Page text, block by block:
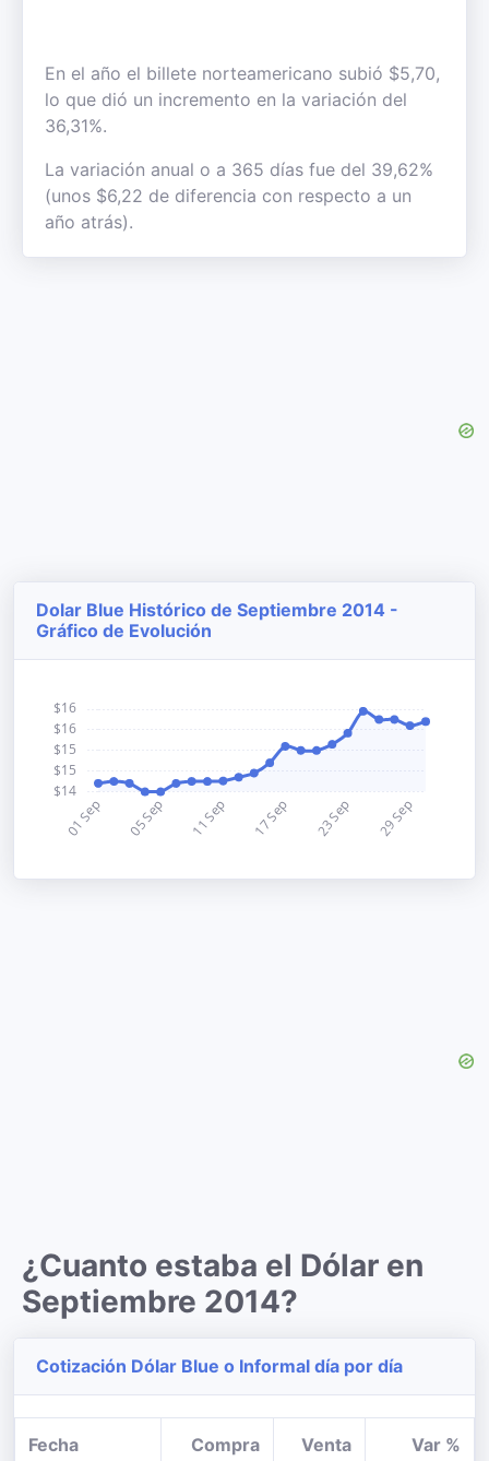
En el año el billete norteamericano subió $5,70,
lo que dió un incremento en la variación del
36,31%.
La variación anual o a 365 días fue del 39,62%
(unos $6,22 de diferencia con respecto a un
año atrás).
Dolar Blue Histórico de Septiembre 2014 -
Gráfico de Evolución
¿Cuanto estaba el Dólar en
Septiembre 2014?
Cotización Dólar Blue o Informal día por día
Fecha Compra Venta Var %